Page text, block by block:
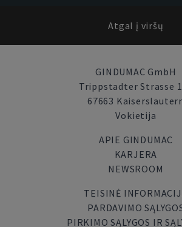
Atgal į viršų
GINDUMAC GmbH
Trippstadter Strasse
67663
Vokietija
APIE GINDUMAC
KARJERA
NEWSROOM
TEISINĖ
PARDAVIMO
PIRKIMO SĄLYGOS IR